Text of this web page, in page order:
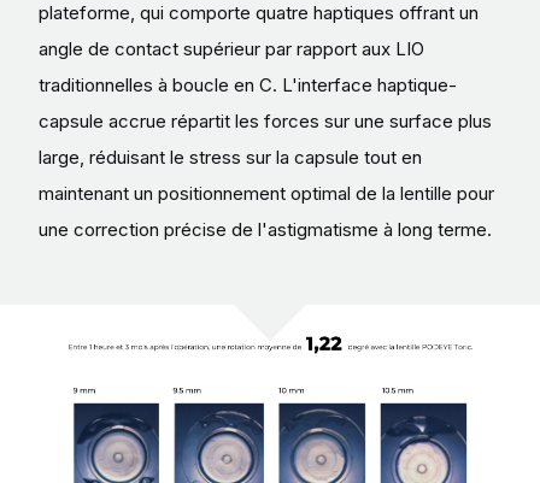
plateforme, qui comporte quatre haptiques offrant un
angle de contact supérieur par rapport aux LIO
traditionnelles à boucle en C. L'interface haptique-
capsule accrue répartit les forces sur une surface plus
large, réduisant le stress sur la capsule tout en
maintenant un positionnement optimal de la lentille pour
une correction précise de l'astigmatisme à long terme.